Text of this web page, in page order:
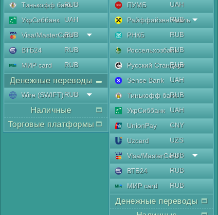
Тинькофф банкRUB
УкрСиббанк
UAH
Visa/MasterCard
RUB
ВТБ24
RUB
МИР card
RUB
Денежные переводы
Wire (SWIFT)RUB
Наличные
Торговые платформы
ПУМБ
UAH
Райффайзен Аваль
RUB
РНКБ
RUB
РоссельхозбанкRUB
Русский Стандарт
RUB
Sense Bank
UAH
Тинькофф банкRUB
УкрСиббанк
UAH
UnionPay
CNY
Uzcard
UZS
Visa/MasterCard
RUB
ВТБ24
RUB
МИР card
RUB
Денежные переводы